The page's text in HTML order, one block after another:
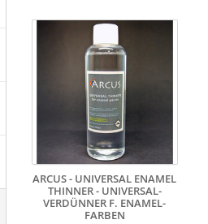
ARCUS - UNIVERSAL ENAMEL
THINNER - UNIVERSAL-
VERDÜNNER F. ENAMEL-
FARBEN